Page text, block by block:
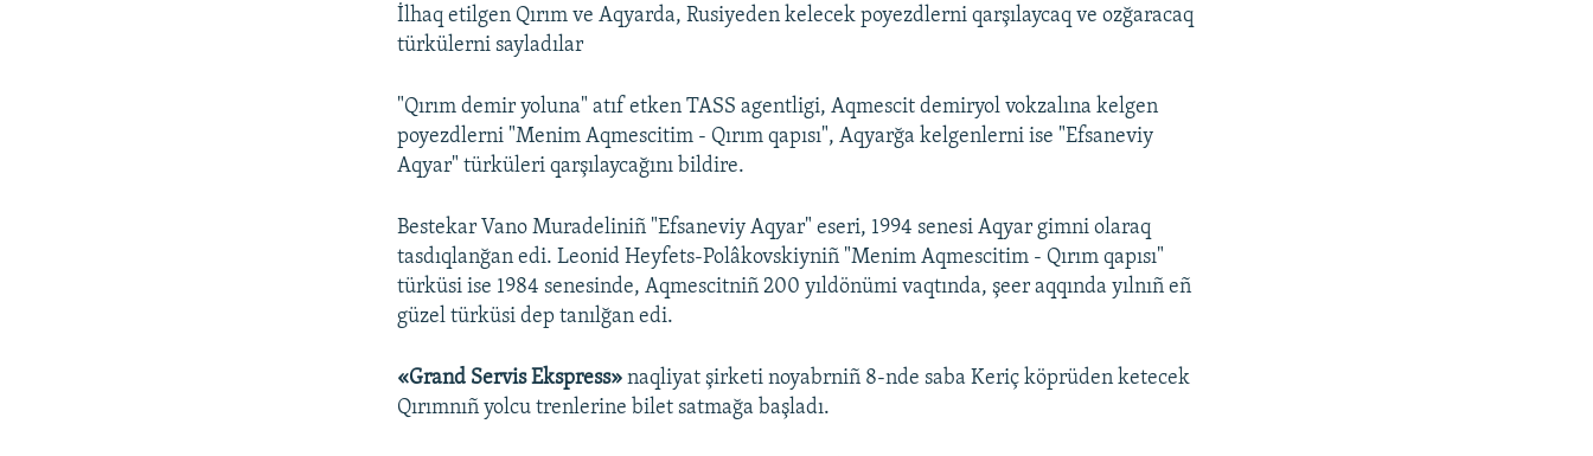
İlhaq etilgen Qırım ve Aqyarda, Rusiyeden kelecek poyezdlerni qarşılaycaq ve ozğaracaq
türkülerni sayladılar
"Qırım demir yoluna" atıf etken TASS agentligi, Aqmescit demiryol vokzalına kelgen
poyezdlerni "Menim Aqmescitim - Qırım qapısı", Aqyarğa kelgenlerni ise "Efsaneviy
Aqyar" türküleri qarşılaycağını bildire.
Bestekar Vano Muradeliniñ "Efsaneviy Aqyar" eseri, 1994 senesi Aqyar gimni olaraq
tasdıqlanğan edi. Leonid Heyfets-Polâkovskiyniñ "Menim Aqmescitim - Qırım qapısı"
türküsi ise 1984 senesinde, Aqmescitniñ 200 yıldönümi vaqtında, şeer aqqında yılnıñ eñ
güzel türküsi dep tanılğan edi.
«Grand Servis Ekspress» naqliyat şirketi noyabrniñ 8-nde saba Keriç köprüden ketecek
Qırımnıñ yolcu trenlerine bilet satmağa başladı.